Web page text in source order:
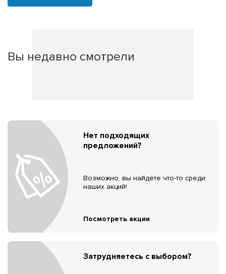
Вы недавно смотрели
Нет подходящих
предложений?
Возможно, вы найдёте что-то среди
наших акций!
Посмотреть акции
Затрудняетесь с выбором?